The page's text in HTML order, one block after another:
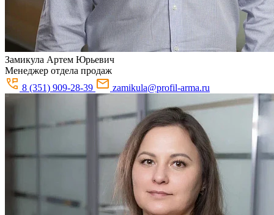
Замикула Артем Юрьевич
Менеджер отдела продаж
8 (351) 909-28-39
zamikula@profil-arma.ru